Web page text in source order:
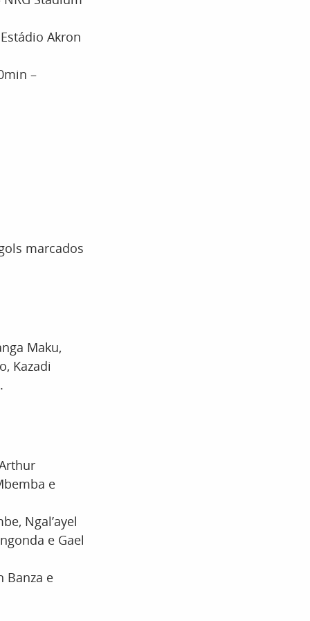
Akron
–
marcados
Maku,
Kazadi
e
Ngal’ayel
e Gael
Banza e